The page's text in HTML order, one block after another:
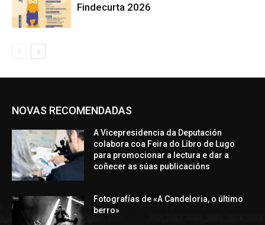
Findecurta 2026
NOVAS RECOMENDADAS
A Vicepresidencia da Deputación
colabora coa Feira do Libro de Lugo
para promocionar a lectura e dar a
coñecer as súas publicacións
Fotografías de «A Candeloria, o último
berro»